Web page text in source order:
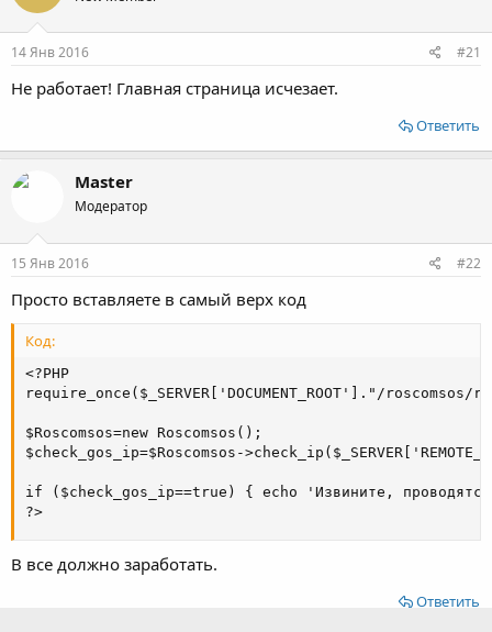
и
:
14 Янв 2016 #21
Не работает! Главная страница исчезает.
Ответить
Master
Модератор
15 Янв 2016 #22
Просто вставляете в самый верх код
Код:
<?PHP
require_once($_SERVER['DOCUMENT_ROOT']."/
$Roscomsos=new Roscomsos();
$check_gos_ip=$Roscomsos-
if ($check_gos_ip==true) { echo 'Извините,
?>
B все должно заработать.
Ответить